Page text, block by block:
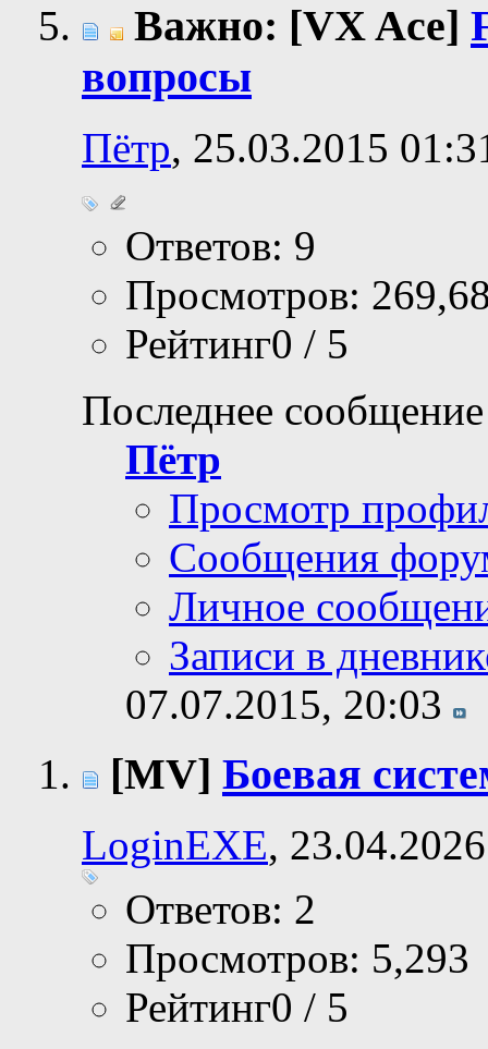
Важно: [VX Ace]
вопросы
Пётр, 25.03.2015
Ответов: 9
Просмотров:
Рейтинг0 / 5
Последнее
Пётр
Просмотр
Сообщения
Личное
Записи в
07.07.2015, 20:03
[MV] Боевая
LoginEXE,
Ответов: 2
Просмотров: 5,293
Рейтинг0 / 5